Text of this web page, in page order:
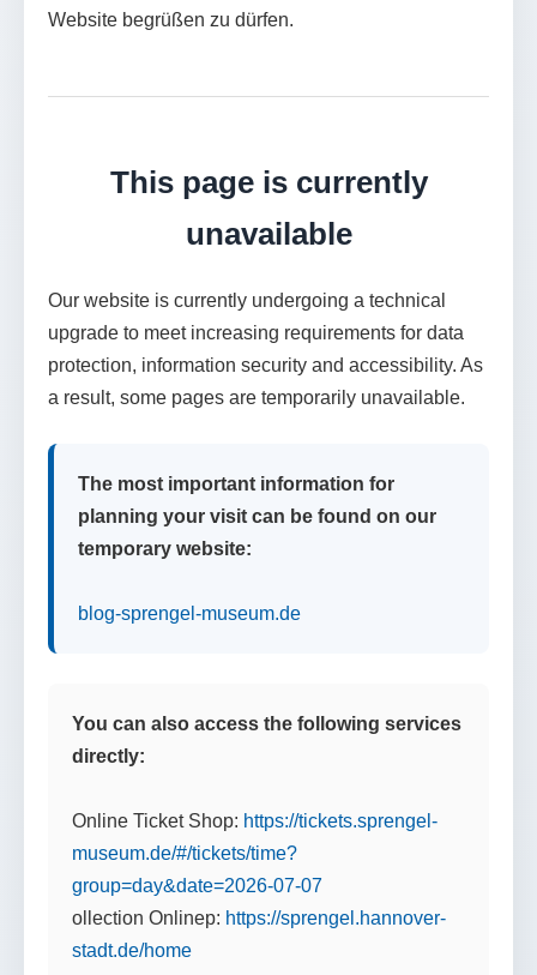
Website begrüßen zu dürfen.
This page is currently
unavailable
Our website is currently undergoing a technical
upgrade to meet increasing requirements for data
protection, information security and accessibility. As
a result, some pages are temporarily unavailable.
The most important information for
planning your visit can be found on our
temporary website:
blog-sprengel-museum.de
You can also access the following services
directly:
Online Ticket Shop: https://tickets.sprengel-
museum.de/#/tickets/time?
group=day&date=2026-07-07
ollection Onlinep: https://sprengel.hannover-
stadt.de/home